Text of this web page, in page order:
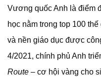
Vương quốc Anh là điểm
học nằm trong top 100
và nền giáo dục được
4/2021, chính phủ Anh
Route – cơ hội vàng cho